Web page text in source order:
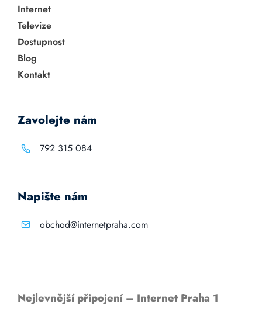
Internet
Televize
Dostupnost
Blog
Kontakt
Zavolejte nám
792 315 084
Napište nám
obchod@internetpraha.com
Nejlevnější připojení – Internet Praha 1